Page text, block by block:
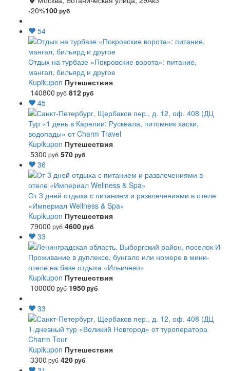
-20%100руб
54
Отдых на турбазе «Покровские ворота»: питание,
мангал, бильярд и другое
Kupikupon Путешествия
140800 руб 812руб
45
Тур «1 день в Карелии: Рускеала, питомник хаски,
водопады» от Charm Travel
Kupikupon Путешествия
5300 руб 570руб
36
От 3 дней отдыха с питанием и развлечениями в отеле
«Империал Wellness & Spa»
Kupikupon Путешествия
79000 руб 4600руб
33
Проживание в дуплексе, бунгало или номере в мини-
отеле на базе отдыха «Ильичево»
Kupikupon Путешествия
100000 руб 1950руб
33
1-дневный тур «Великий Новгород» от туроператора
Charm Tour
Kupikupon Путешествия
3300 руб 420руб